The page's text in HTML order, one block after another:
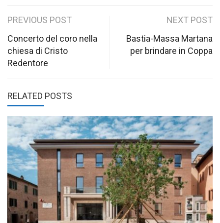
Post
navigation
PREVIOUS POST
Concerto del coro nella
chiesa di Cristo
Redentore
NEXT POST
Bastia-Massa Martana
per brindare in Coppa
RELATED POSTS